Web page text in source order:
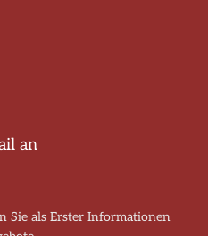
an
Sie als Erster Informationen